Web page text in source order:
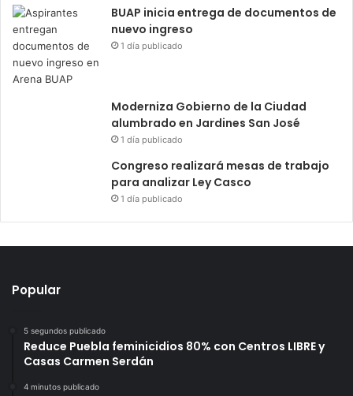
BUAP inicia entrega de documentos de
nuevo ingreso
1 día publicado
Moderniza Gobierno de la Ciudad
alumbrado en Jardines San José
1 día publicado
Congreso realizará mesas de trabajo
para analizar Ley Casco
1 día publicado
Popular
5 segundos publicado
Reduce Puebla feminicidios 80% con Centros LIBRE y
Casas Carmen Serdán
4 minutos publicado